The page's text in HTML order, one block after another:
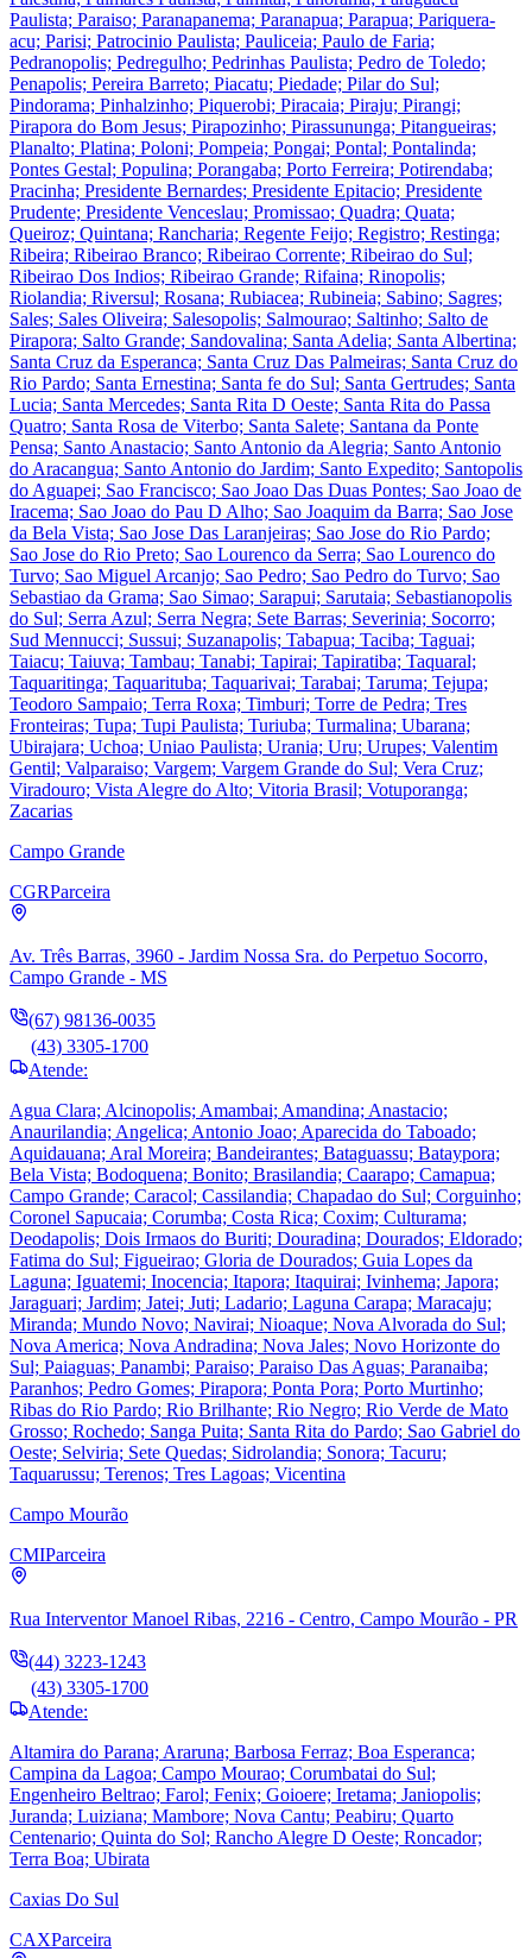
Paulista; Paraiso; Paranapanema; Paranapua; Parapua; Pariquera-
acu; Parisi; Patrocinio Paulista; Pauliceia; Paulo de Faria;
Pedranopolis; Pedregulho; Pedrinhas Paulista; Pedro de Toledo;
Penapolis; Pereira Barreto; Piacatu; Piedade; Pilar do Sul;
Pindorama; Pinhalzinho; Piquerobi; Piracaia; Piraju; Pirangi;
Pirapora do Bom Jesus; Pirapozinho; Pirassununga; Pitangueiras;
Planalto; Platina; Poloni; Pompeia; Pongai; Pontal; Pontalinda;
Pontes Gestal; Populina; Porangaba; Porto Ferreira; Potirendaba;
Pracinha; Presidente Bernardes; Presidente Epitacio; Presidente
Prudente; Presidente Venceslau; Promissao; Quadra; Quata;
Queiroz; Quintana; Rancharia; Regente Feijo; Registro; Restinga;
Ribeira; Ribeirao Branco; Ribeirao Corrente; Ribeirao do Sul;
Ribeirao Dos Indios; Ribeirao Grande; Rifaina; Rinopolis;
Riolandia; Riversul; Rosana; Rubiacea; Rubineia; Sabino; Sagres;
Sales; Sales Oliveira; Salesopolis; Salmourao; Saltinho; Salto de
Pirapora; Salto Grande; Sandovalina; Santa Adelia; Santa Albertina;
Santa Cruz da Esperanca; Santa Cruz Das Palmeiras; Santa Cruz do
Rio Pardo; Santa Ernestina; Santa fe do Sul; Santa Gertrudes; Santa
Lucia; Santa Mercedes; Santa Rita D Oeste; Santa Rita do Passa
Quatro; Santa Rosa de Viterbo; Santa Salete; Santana da Ponte
Pensa; Santo Anastacio; Santo Antonio da Alegria; Santo Antonio
do Aracangua; Santo Antonio do Jardim; Santo Expedito; Santopolis
do Aguapei; Sao Francisco; Sao Joao Das Duas Pontes; Sao Joao de
Iracema; Sao Joao do Pau D Alho; Sao Joaquim da Barra; Sao Jose
da Bela Vista; Sao Jose Das Laranjeiras; Sao Jose do Rio Pardo;
Sao Jose do Rio Preto; Sao Lourenco da Serra; Sao Lourenco do
Turvo; Sao Miguel Arcanjo; Sao Pedro; Sao Pedro do Turvo; Sao
Sebastiao da Grama; Sao Simao; Sarapui; Sarutaia; Sebastianopolis
do Sul; Serra Azul; Serra Negra; Sete Barras; Severinia; Socorro;
Sud Mennucci; Sussui; Suzanapolis; Tabapua; Taciba; Taguai;
Taiacu; Taiuva; Tambau; Tanabi; Tapirai; Tapiratiba; Taquaral;
Taquaritinga; Taquarituba; Taquarivai; Tarabai; Taruma; Tejupa;
Teodoro Sampaio; Terra Roxa; Timburi; Torre de Pedra; Tres
Fronteiras; Tupa; Tupi Paulista; Turiuba; Turmalina; Ubarana;
Ubirajara; Uchoa; Uniao Paulista; Urania; Uru; Urupes; Valentim
Gentil; Valparaiso; Vargem; Vargem Grande do Sul; Vera Cruz;
Viradouro; Vista Alegre do Alto; Vitoria Brasil; Votuporanga;
Zacarias
Campo Grande
CGRParceira
Av. Três Barras, 3960 - Jardim Nossa Sra. do Perpetuo Socorro,
Campo Grande - MS
(67) 98136-0035
(43) 3305-1700
Atende:
Agua Clara; Alcinopolis; Amambai; Amandina; Anastacio;
Anaurilandia; Angelica; Antonio Joao; Aparecida do Taboado;
Aquidauana; Aral Moreira; Bandeirantes; Bataguassu; Bataypora;
Bela Vista; Bodoquena; Bonito; Brasilandia; Caarapo; Camapua;
Campo Grande; Caracol; Cassilandia; Chapadao do Sul; Corguinho;
Coronel Sapucaia; Corumba; Costa Rica; Coxim; Culturama;
Deodapolis; Dois Irmaos do Buriti; Douradina; Dourados; Eldorado;
Fatima do Sul; Figueirao; Gloria de Dourados; Guia Lopes da
Laguna; Iguatemi; Inocencia; Itapora; Itaquirai; Ivinhema; Japora;
Jaraguari; Jardim; Jatei; Juti; Ladario; Laguna Carapa; Maracaju;
Miranda; Mundo Novo; Navirai; Nioaque; Nova Alvorada do Sul;
Nova America; Nova Andradina; Nova Jales; Novo Horizonte do
Sul; Paiaguas; Panambi; Paraiso; Paraiso Das Aguas; Paranaiba;
Paranhos; Pedro Gomes; Pirapora; Ponta Pora; Porto Murtinho;
Ribas do Rio Pardo; Rio Brilhante; Rio Negro; Rio Verde de Mato
Grosso; Rochedo; Sanga Puita; Santa Rita do Pardo; Sao Gabriel do
Oeste; Selviria; Sete Quedas; Sidrolandia; Sonora; Tacuru;
Taquarussu; Terenos; Tres Lagoas; Vicentina
Campo Mourão
CMIParceira
Rua Interventor Manoel Ribas, 2216 - Centro, Campo Mourão - PR
(44) 3223-1243
(43) 3305-1700
Atende:
Altamira do Parana; Araruna; Barbosa Ferraz; Boa Esperanca;
Campina da Lagoa; Campo Mourao; Corumbatai do Sul;
Engenheiro Beltrao; Farol; Fenix; Goioere; Iretama; Janiopolis;
Juranda; Luiziana; Mambore; Nova Cantu; Peabiru; Quarto
Centenario; Quinta do Sol; Rancho Alegre D Oeste; Roncador;
Terra Boa; Ubirata
Caxias Do Sul
CAXParceira